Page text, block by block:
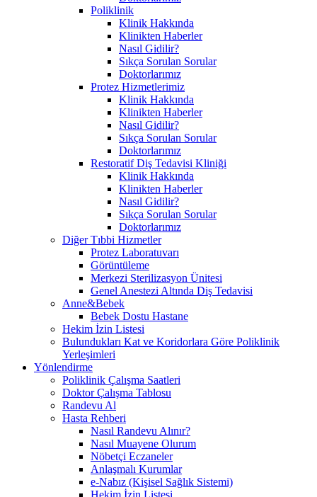
Poliklinik
Klinik Hakkında
Klinikten Haberler
Nasıl Gidilir?
Sıkça Sorulan Sorular
Doktorlarımız
Protez Hizmetlerimiz
Klinik Hakkında
Klinikten Haberler
Nasıl Gidilir?
Sıkça Sorulan Sorular
Doktorlarımız
Restoratif Diş Tedavisi Kliniği
Klinik Hakkında
Klinikten Haberler
Nasıl Gidilir?
Sıkça Sorulan Sorular
Doktorlarımız
Diğer Tıbbi Hizmetler
Protez Laboratuvarı
Görüntüleme
Merkezi Sterilizasyon Ünitesi
Genel Anestezi Altında Diş Tedavisi
Anne&Bebek
Bebek Dostu Hastane
Hekim İzin Listesi
Bulundukları Kat ve Koridorlara Göre Poliklinik
Yerleşimleri
Yönlendirme
Poliklinik Çalışma Saatleri
Doktor Çalışma Tablosu
Randevu Al
Hasta Rehberi
Nasıl Randevu Alınır?
Nasıl Muayene Olurum
Nöbetçi Eczaneler
Anlaşmalı Kurumlar
e-Nabız (Kişisel Sağlık Sistemi)
Hekim İzin Listesi